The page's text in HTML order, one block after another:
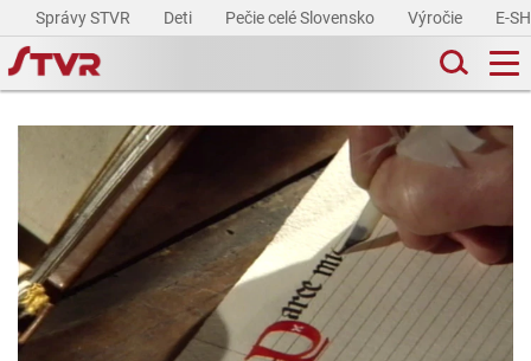
Správy STVR Deti Pečie celé Slovensko Výročie E-